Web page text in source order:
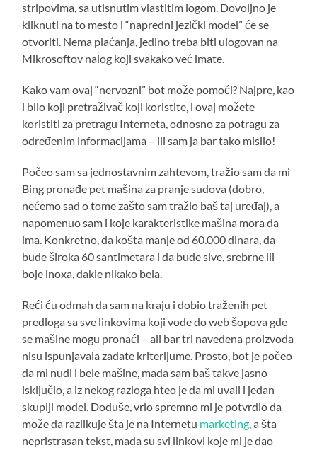
stripovima, sa utisnutim vlastitim logom. Dovoljno je
kliknuti na to mesto i “napredni jezički model” će se
otvoriti. Nema plaćanja, jedino treba biti ulogovan na
Mikrosoftov nalog koji svakako već imate.
Kako vam ovaj “nervozni” bot može pomoći? Najpre, kao
i bilo koji pretraživač koji koristite, i ovaj možete
koristiti za pretragu Interneta, odnosno za potragu za
određenim informacijama – ili sam ja bar tako mislio!
Počeo sam sa jednostavnim zahtevom, tražio sam da mi
Bing pronađe pet mašina za pranje sudova (dobro,
nećemo sad o tome zašto sam tražio baš taj uređaj), a
napomenuo sam i koje karakteristike mašina mora da
ima. Konkretno, da košta manje od 60.000 dinara, da
bude široka 60 santimetara i da bude sive, srebrne ili
boje inoxa, dakle nikako bela.
Reći ću odmah da sam na kraju i dobio traženih pet
predloga sa sve linkovima koji vode do web šopova gde
se mašine mogu pronaći – ali bar tri navedena proizvoda
nisu ispunjavala zadate kriterijume. Prosto, bot je počeo
da mi nudi i bele mašine, mada sam baš takve jasno
isključio, a iz nekog razloga hteo je da mi uvali i jedan
skuplji model. Doduše, vrlo spremno mi je potvrdio da
može da razlikuje šta je na Internetu marketing, a šta
nepristrasan tekst, mada su svi linkovi koje mi je dao